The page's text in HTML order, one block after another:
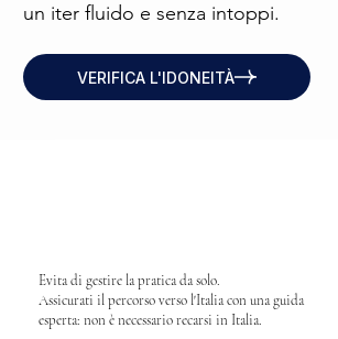
un iter fluido e senza intoppi.
VERIFICA L'IDONEITÀ
Evita di gestire la pratica da solo.
Assicurati il ​​percorso verso l'Italia con una guida
esperta: non è necessario recarsi in Italia.